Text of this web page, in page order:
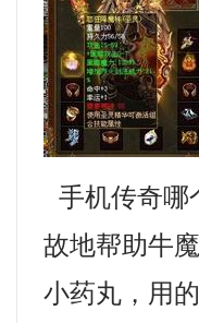
手机传奇哪
故地帮助牛
小药丸，用